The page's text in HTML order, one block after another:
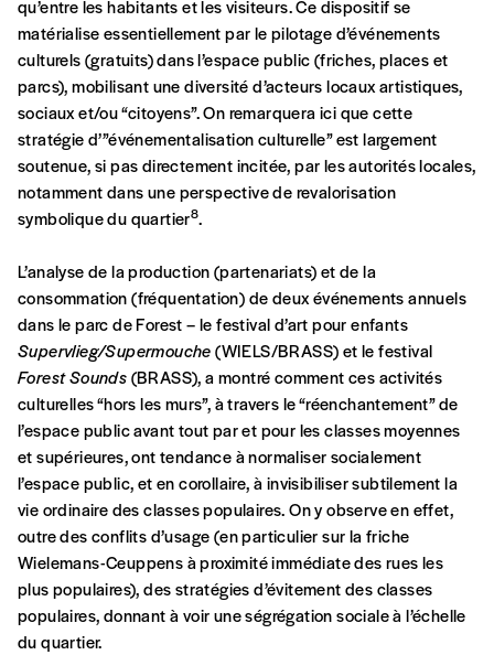
qu’entre les habitants et les visiteurs. Ce dispositif se
matérialise essentiellement par le pilotage d’événements
culturels (gratuits) dans l’espace public (friches, places et
parcs), mobilisant une diversité d’acteurs locaux artistiques,
sociaux et/ou “citoyens”. On remarquera ici que cette
stratégie d’”événementalisation culturelle” est largement
soutenue, si pas directement incitée, par les autorités locales,
notamment dans une perspective de revalorisation
symbolique du quartier8.
L’analyse de la production (partenariats) et de la
consommation (fréquentation) de deux événements annuels
dans le parc de Forest – le festival d’art pour enfants
Supervlieg/Supermouche(WIELS/BRASS) et le festival
Forest Sounds(BRASS), a montré comment ces activités
culturelles “hors les murs”, à travers le “réenchantement” de
l’espace public avant tout par et pour les classes moyennes
et supérieures, ont tendance à normaliser socialement
l’espace public, et en corollaire, à invisibiliser subtilement la
vie ordinaire des classes populaires. On y observe en effet,
outre des conflits d’usage (en particulier sur la friche
Wielemans-Ceuppens à proximité immédiate des rues les
plus populaires), des stratégies d’évitement des classes
populaires, donnant à voir une ségrégation sociale à l’échelle
du quartier.